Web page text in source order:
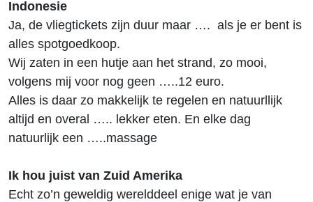
Indonesie
Ja, de vliegtickets zijn duur maar …. als je er bent is
alles spotgoedkoop.
Wij zaten in een hutje aan het strand, zo mooi,
volgens mij voor nog geen …..12 euro.
Alles is daar zo makkelijk te regelen en natuurllijk
altijd en overal ….. lekker eten. En elke dag
natuurlijk een …..massage
Ik hou juist van Zuid Amerika
Echt zo’n geweldig werelddeel enige wat je van